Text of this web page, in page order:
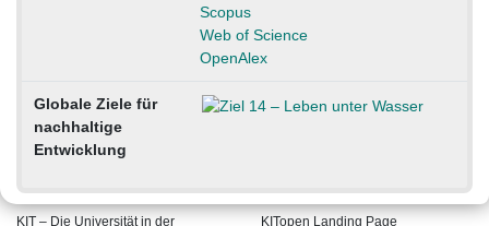
Scopus
Web of Science
OpenAlex
Globale Ziele für
nachhaltige
Entwicklung
KIT – Die Universität in der KITopen Landing Page